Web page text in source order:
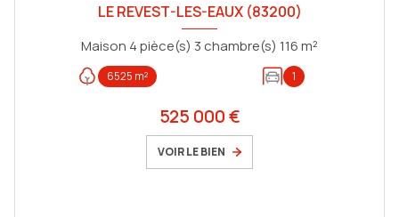
LE REVEST-LES-EAUX (83200)
Maison 4 pièce(s) 3 chambre(s) 116 m²
6525 m² 1
525 000 €
VOIR LE BIEN